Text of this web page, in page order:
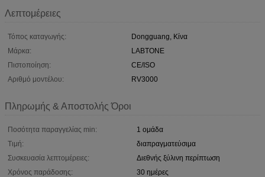
Λεπτομέρειες
Τόπος καταγωγής:
Dongguang, Κίνα
Μάρκα:
LABTONE
Πιστοποίηση:
CE/ISO
Αριθμό μοντέλου:
RV3000
Πληρωμής & Αποστολής Όροι
Ποσότητα παραγγελίας min:
1 ομάδα
Τιμή:
διαπραγματεύσιμα
Συσκευασία λεπτομέρειες:
Διεθνής ξύλινη περίπτωση
Χρόνος παράδοσης:
30 ημέρες